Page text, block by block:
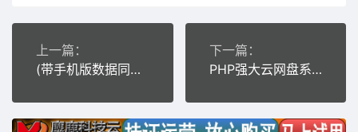
上一篇：
(带手机版数据同步)高端火锅底料餐饮调料食品营销型网站源码 红色餐饮加盟网站织梦模板
下一篇：
PHP强大云网盘系统源码带视频搭建教程